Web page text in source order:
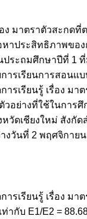
ง มาตราตัวสะกด
าประสิทธิภาพขอ
ระถมศึกษาปีที่ 1
รเรียนการสอนแ
รเรียนรู้ เรื่อง ม
อย่างที่ใช้ในการศึ
หวัดเชียงใหม่ สัง
งวันที่ 2 พฤศจิกาย
รเรียนรู้ เรื่อง ม
กับ E1/E2 =